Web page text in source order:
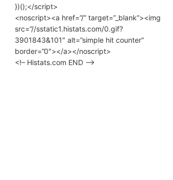
})();</script>
<noscript><a href=”/” target=”_blank”><img
src=”//sstatic1.histats.com/0.gif?
3901843&101″ alt=”simple hit counter”
border=”0″></a></noscript>
<!– Histats.com END –>